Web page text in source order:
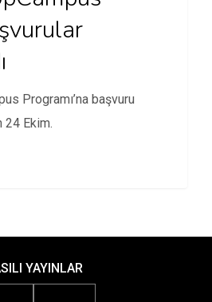
Programı’na başvuru
24 Ekim.
YAYINLAR